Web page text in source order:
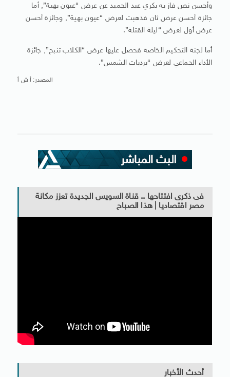
وأحسن نص فاز به بكري عبد الحميد عن عرض “عيون بهية”, أما
جائزة أحسن عرض ثان فذهبت لعرض “عيون بهية”, وجائزة أحسن
عرض أول لعرض “ليلة القتلة”.
أما لجنة التحكيم الخاصة فحصل عليها عرض “الكلاب تنبح”, جائزة
الأداء الجماعي لعرض “برديات الشمس”.
المصدر: أ ش أ
فى ذكرى افتتاحها .. قناة السويس الجديدة تعزز مكانة
مصر اقتصاديا | هذا الصباح
أحدث الأخبار